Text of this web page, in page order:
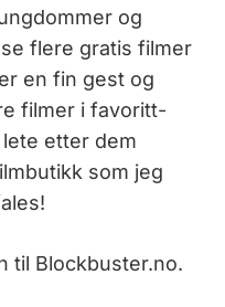
og
flere gratis filmer
en fin gest og
filmer i favoritt-
etter dem
som jeg
til Blockbuster.no.